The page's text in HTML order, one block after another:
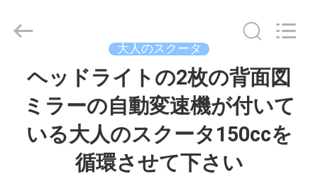
Shanghai
Rongyao
Reserved.
大人のスクータ
ヘッドライトの2枚の背面図
ミラーの自動変速機が付いて
いる大人のスクータ150ccを
循環させて下さい